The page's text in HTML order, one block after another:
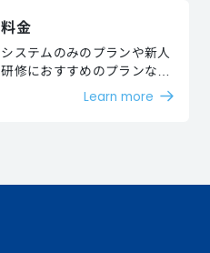
料金
システムのみのプランや新人
研修におすすめのプランなど
お客様のご要望に沿った様々
な料金プランをご用意してお
Learn more